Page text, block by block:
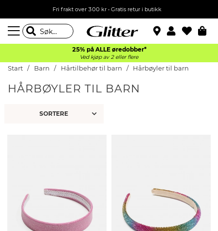
Fri frakt over 300 kr • Gratis retur i butikk
25% på ALLE øredobber*
Ved kjøp av 2 eller flere
Start Barn Hårtilbehør til barn Hårbøyler til barn
HÅRBØYLER TIL BARN